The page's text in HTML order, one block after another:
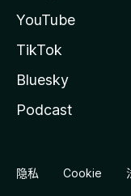
YouTube
TikTok
Bluesky
Podcast
隐私 Cookie